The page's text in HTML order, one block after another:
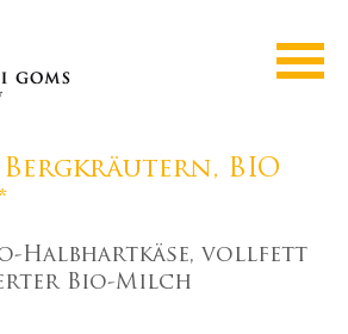
BIO
Halbhartkäse, vollfett
Bio-Milch